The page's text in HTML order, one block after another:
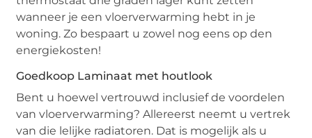
wanneer je een vloerverwarming hebt in je
woning. Zo bespaart u zowel nog eens op den
energiekosten!
Goedkoop Laminaat met houtlook
Bent u hoewel vertrouwd inclusief de voordelen
van vloerverwarming? Allereerst neemt u vertrek
van die lelijke radiatoren. Dat is mogelijk als u